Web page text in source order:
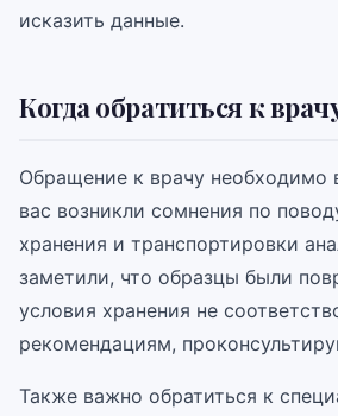
исказить данные.
Когда обратиться к
Обращение к врачу необходимо
вас возникли сомнения по
хранения и транспортировки
заметили, что образцы были
условия хранения не
рекомендациям,
Также важно обратиться к